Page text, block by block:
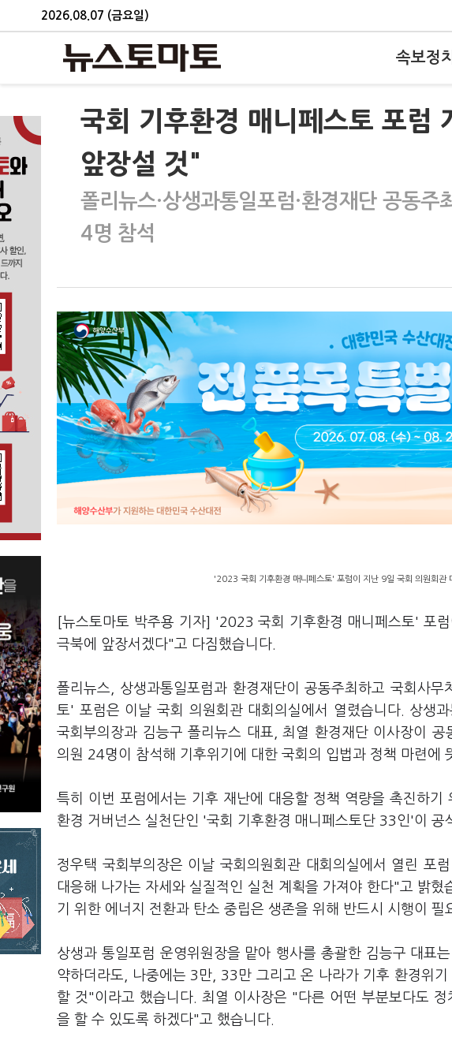
2026.08.07 (금요일)
속보정치
국회 기후환경 매니페스토 포럼
앞장설 것"
폴리뉴스·상생과통일포럼·환경재단 공동
4명 참석
'2023 국회 기후환경 매니페스토' 포럼이 지난 9일 국회 의원회관
[뉴스토마토 박주용 기자] '2023 국회 기후환경 매니페스토' 포
극북에 앞장서겠다"고 다짐했습니다.
폴리뉴스, 상생과통일포럼과 환경재단이 공동주최하고 국회사
토' 포럼은 이날 국회 의원회관 대회의실에서 열렸습니다. 상생
국회부의장과 김능구 폴리뉴스 대표, 최열 환경재단 이사장이
의원 24명이 참석해 기후위기에 대한 국회의 입법과 정책 마련에
특히 이번 포럼에서는 기후 재난에 대응할 정책 역량을 촉진하
환경 거버넌스 실천단인 '국회 기후환경 매니페스토단 33인'이 공
정우택 국회부의장은 이날 국회의원회관 대회의실에서 열린 포
대응해 나가는 자세와 실질적인 실천 계획을 가져야 한다"고 밝
기 위한 에너지 전환과 탄소 중립은 생존을 위해 반드시 시행이 필
상생과 통일포럼 운영위원장을 맡아 행사를 총괄한 김능구 대표
약하더라도, 나중에는 3만, 33만 그리고 온 나라가 기후 환경위
할 것"이라고 했습니다. 최열 이사장은 "다른 어떤 부분보다도
을 할 수 있도록 하겠다"고 했습니다.